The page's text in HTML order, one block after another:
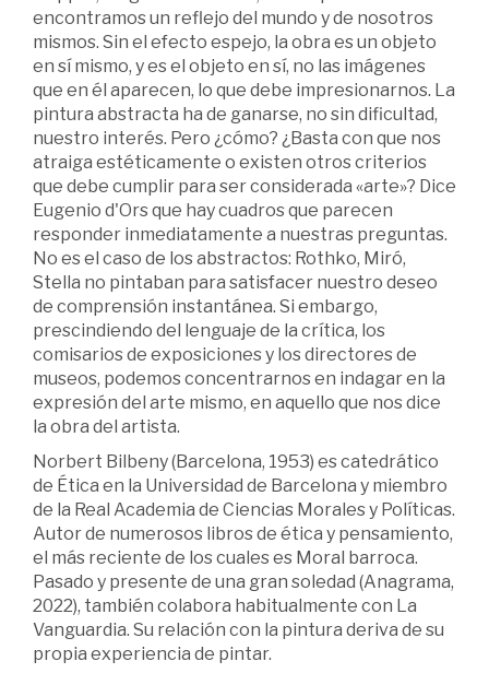
encontramos un reflejo del mundo y de nosotros
mismos. Sin el efecto espejo, la obra es un objeto
en sí mismo, y es el objeto en sí, no las imágenes
que en él aparecen, lo que debe impresionarnos. La
pintura abstracta ha de ganarse, no sin dificultad,
nuestro interés. Pero ¿cómo? ¿Basta con que nos
atraiga estéticamente o existen otros criterios
que debe cumplir para ser considerada «arte»? Dice
Eugenio d'Ors que hay cuadros que parecen
responder inmediatamente a nuestras preguntas.
No es el caso de los abstractos: Rothko, Miró,
Stella no pintaban para satisfacer nuestro deseo
de comprensión instantánea. Si embargo,
prescindiendo del lenguaje de la crítica, los
comisarios de exposiciones y los directores de
museos, podemos concentrarnos en indagar en la
expresión del arte mismo, en aquello que nos dice
la obra del artista.
Norbert Bilbeny (Barcelona, 1953) es catedrático
de Ética en la Universidad de Barcelona y miembro
de la Real Academia de Ciencias Morales y Políticas.
Autor de numerosos libros de ética y pensamiento,
el más reciente de los cuales es Moral barroca.
Pasado y presente de una gran soledad (Anagrama,
2022), también colabora habitualmente con La
Vanguardia. Su relación con la pintura deriva de su
propia experiencia de pintar.